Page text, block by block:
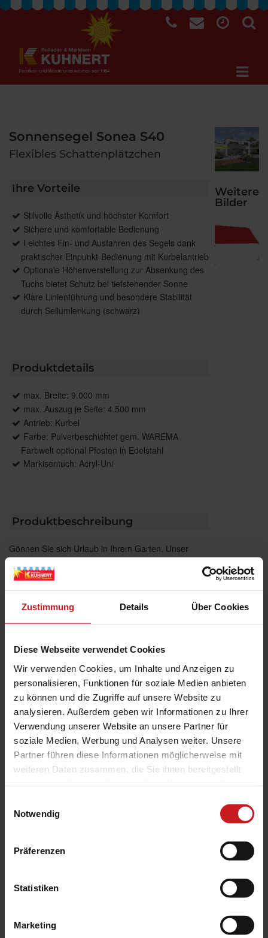
Zustimmung Details Über Cookies
Diese Webseite verwendet Cookies
Wir verwenden Cookies, um Inhalte und Anzeigen zu
personalisieren, Funktionen für soziale Medien anbieten
zu können und die Zugriffe auf unsere Website zu
analysieren. Außerdem geben wir Informationen zu Ihrer
Verwendung unserer Website an unsere Partner für
soziale Medien, Werbung und Analysen weiter. Unsere
Partner führen diese Informationen möglicherweise mit
weiteren Daten zusammen, die Sie ihnen bereitgestellt
Notwendig
Präferenzen
Statistiken
Marketing
Sonnensegel Sonea S40
Flexibles Schattenplätzchen
Ihre Vorteile
Stilvolle Ästhetik und höchster Komfort
Sichere und komfortable Bedienung
Leichtes Ein- und Ausfahren des Segels dank
praktischer Einpunkt-Bedienung mit Kurbelantrieb
Optionale Höhenverstellung zur Absenkung des
Tuchs bietet Schutz bei tiefstehender Sonne
Klare Linienführung und besondere Stabilität
durch Seilumlenkung (schwarz)
Produktdetails
max. Breite: 9.000 mm
max. Auszug je Seite: 4.500 mm
Antrieb: Kurbel
Farbe: Pulverbeschichtet gem. WAREMA
Farbwelt optional Pfosten in Edelstahl
Markisentuch: Acryl-Uni
Produktbeschreibung
Gönnen Sie sich Urlaub in Ihrem Garten. Unser
charakteristische quadratische Tuchform und bietet
eine perfekte Kombination von modernem Design
und hochwertiger Verschattung – ganz gleich, ob
freistehend oder an der Wand montiert. Die
Kurbelbedienung ermöglicht ein einfaches Ein- und
von Kabeln.
Brillante Extras
Weitere Informationen zu Ausstattungs-
Extras Sonea Sonnensegel
Weitere
Bilder